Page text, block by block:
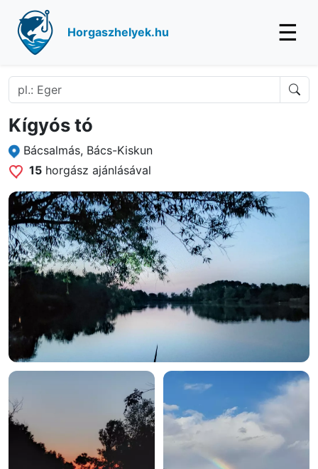
Horgaszhelyek.hu ☰
Kígyós tó
Bácsalmás, Bács-Kiskun
15 horgász ajánlásával